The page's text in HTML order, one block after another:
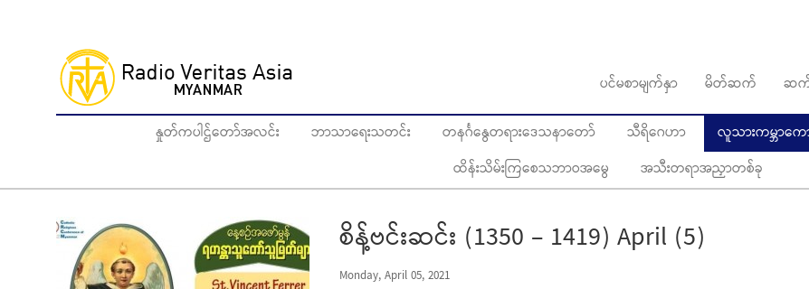
ပင်မစာမျက်နှာ မိတ်ဆက် ဆ
နှုတ်ကပါဌ်တော်အလင်း ဘာသာရေးသတင်း တနင်္ဂနွေတရားဒေသနာတော် သီရိဂေဟာ လူသားကမ္ဘာကော
ထိန်းသိမ်းကြစေသဘာဝအမွေ
အသီးတရာအညှာတစ်ခု
စိန့်ဗင်းဆင်း (1350 – 1419) April (5)
Monday, April 05, 2021